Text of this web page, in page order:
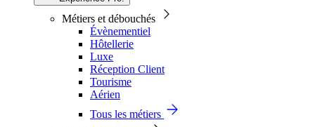
Métiers et débouchés
Évènementiel
Hôtellerie
Luxe
Réception Client
Tourisme
Aérien
Tous les métiers